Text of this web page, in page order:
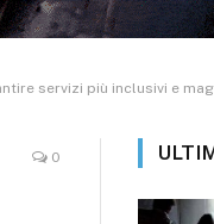
servizi più inclusivi e
0